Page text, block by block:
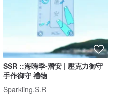
SSR ::海嗨季-潛安 | 壓克力御守
手作御守 禮物
Sparkling.S.R